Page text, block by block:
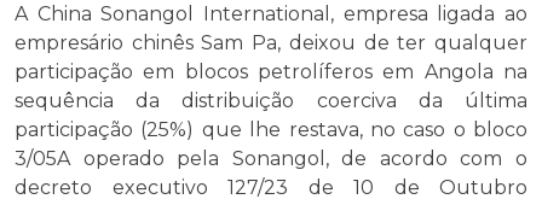
A China Sonangol International, empresa ligada ao
empresário chinês Sam Pa, deixou de ter qualquer
participação em blocos petrolíferos em Angola na
sequência da distribuição coerciva da última
participação (25%) que lhe restava, no caso o bloco
3/05A operado pela Sonangol, de acordo com o
decreto executivo 127/23 de 10 de Outubro